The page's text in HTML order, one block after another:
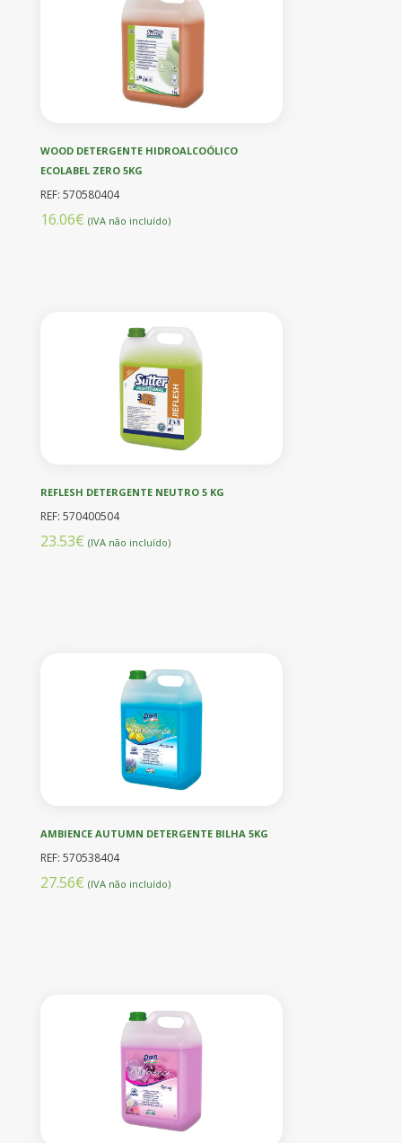
WOOD DETERGENTE HIDROALCOÓLICO
ECOLABEL ZERO 5KG
REF: 570580404
16.06€ (IVA não incluído)
REFLESH DETERGENTE NEUTRO 5 KG
REF: 570400504
23.53€ (IVA não incluído)
AMBIENCE AUTUMN DETERGENTE BILHA 5KG
REF: 570538404
27.56€ (IVA não incluído)